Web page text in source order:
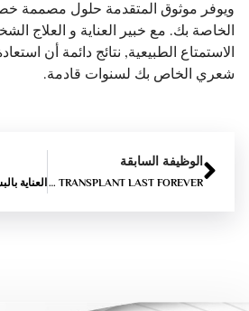
ويوفر موثوق المتقدمة حلول مصممة
الخاصة بك. مع خبير العناية و العلاج
الاستمتاع الطبيعية, نتائج دائمة أن
شعري الخاص بك لسنوات قادمة.
الوظيفة السابقة
DOES A HAIR TRANSPLANT LAST FOREVER?